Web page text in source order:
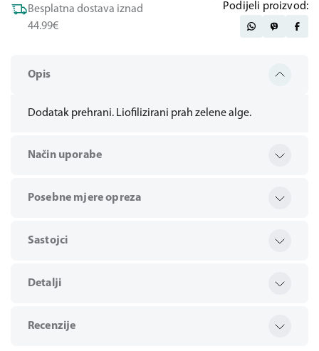
Opis
Dodatak prehrani. Liofilizirani prah zelene alge.
Način uporabe
Posebne mjere opreza
Sastojci
Detalji
Recenzije
Besplatna dostava iznad
44.99€
Podijeli proizvod: